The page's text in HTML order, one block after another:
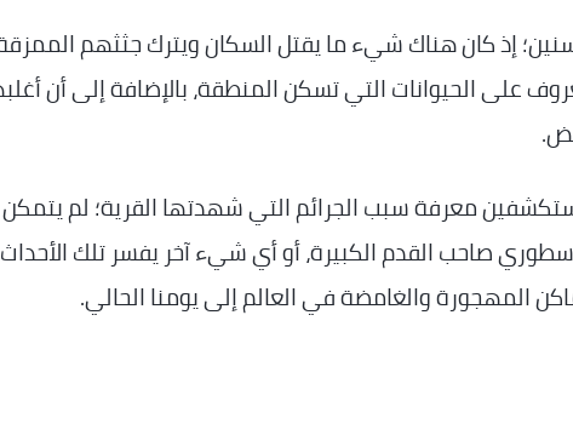
إذ كان هناك شيء ما يقتل السكان ويترك جثثهم
على الحيوانات التي تسكن المنطقة، بالإضافة إلى أن
معرفة سبب الجرائم التي شهدتها القرية؛ لم
صاحب القدم الكبيرة، أو أي شيء آخر يفسر تلك الأحداث
المهجورة والغامضة في العالم إلى يومنا الحالي.